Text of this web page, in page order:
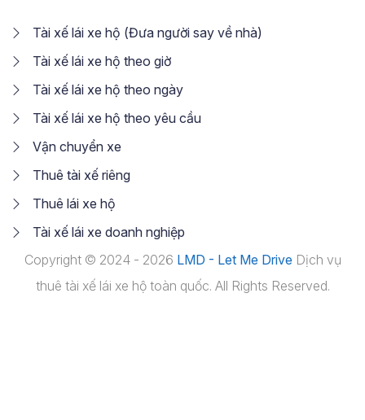
Tài xế lái xe hộ (Đưa người say về nhà)
Tài xế lái xe hộ theo giờ
Tài xế lái xe hộ theo ngày
Tài xế lái xe hộ theo yêu cầu
Vận chuyển xe
Thuê tài xế riêng
Thuê lái xe hộ
Tài xế lái xe doanh nghiệp
Copyright © 2024 - 2026 LMD - Let Me Drive Dịch vụ
thuê tài xế lái xe hộ toàn quốc. All Rights Reserved.